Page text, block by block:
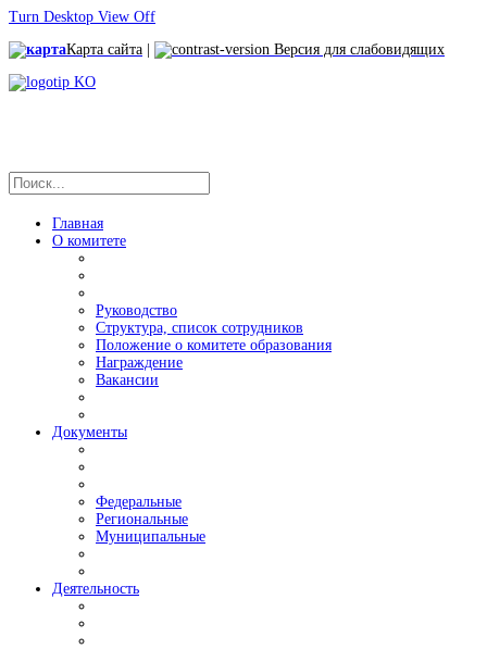
Turn Desktop View Off
Карта сайта
Версия для слабовидящих
Главная
О комитете
Руководство
Структура, список сотрудников
Положение о комитете образования
Награждение
Вакансии
Документы
Федеральные
Региональные
Муниципальные
Деятельность